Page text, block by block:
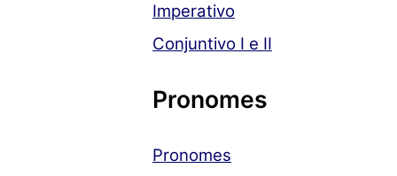
Imperativo
Conjuntivo I e II
Pronomes
Pronomes